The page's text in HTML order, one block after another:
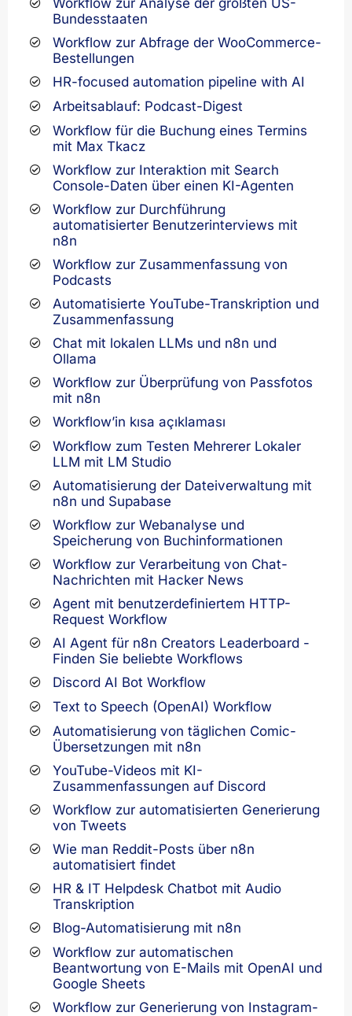
Bundesstaaten
Workflow zur Abfrage der WooCommerce-
Bestellungen
HR-focused automation pipeline with AI
Arbeitsablauf: Podcast-Digest
Workflow für die Buchung eines Termins
mit Max Tkacz
Workflow zur Interaktion mit Search
Console-Daten über einen KI-Agenten
Workflow zur Durchführung
automatisierter Benutzerinterviews mit
n8n
Workflow zur Zusammenfassung von
Podcasts
Automatisierte YouTube-Transkription und
Zusammenfassung
Chat mit lokalen LLMs und n8n und
Ollama
Workflow zur Überprüfung von Passfotos
mit n8n
Workflow’in kısa açıklaması
Workflow zum Testen Mehrerer Lokaler
LLM mit LM Studio
Automatisierung der Dateiverwaltung mit
n8n und Supabase
Workflow zur Webanalyse und
Speicherung von Buchinformationen
Workflow zur Verarbeitung von Chat-
Nachrichten mit Hacker News
Agent mit benutzerdefiniertem HTTP-
Request Workflow
AI Agent für n8n Creators Leaderboard -
Finden Sie beliebte Workflows
Discord AI Bot Workflow
Text to Speech (OpenAI) Workflow
Automatisierung von täglichen Comic-
Übersetzungen mit n8n
YouTube-Videos mit KI-
Zusammenfassungen auf Discord
Workflow zur automatisierten Generierung
von Tweets
Wie man Reddit-Posts über n8n
automatisiert findet
HR & IT Helpdesk Chatbot mit Audio
Transkription
Blog-Automatisierung mit n8n
Workflow zur automatischen
Beantwortung von E-Mails mit OpenAI und
Google Sheets
Workflow zur Generierung von Instagram-